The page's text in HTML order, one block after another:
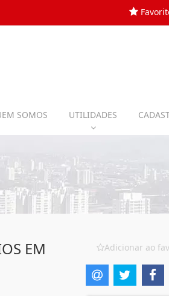
SOMOS UTILIDADES
EM Adicionar ao